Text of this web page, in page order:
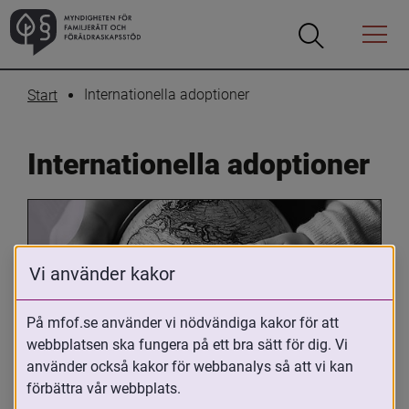
Öppna
Öppna
Menyn
Start Internationella adoptioner
Internationella adoptioner
Oavsett om du är adopterad,
adoptivförälder eller arbetar med
Vi använder kakor
På mfof.se använder vi nödvändiga kakor för att
webbplatsen ska fungera på ett bra sätt för dig. Vi
använder också kakor för webbanalys så att vi kan
förbättra vår webbplats.